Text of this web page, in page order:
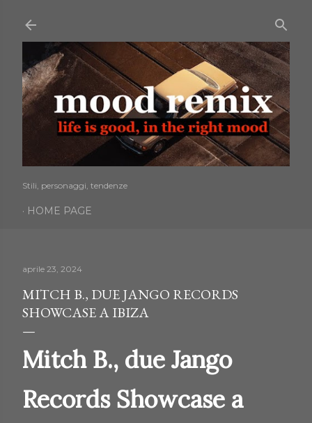
Stili, personaggi, tendenze
HOME PAGE
aprile 23, 2024
MITCH B., DUE JANGO RECORDS
SHOWCASE A IBIZA
Mitch B., due Jango
Records Showcase a